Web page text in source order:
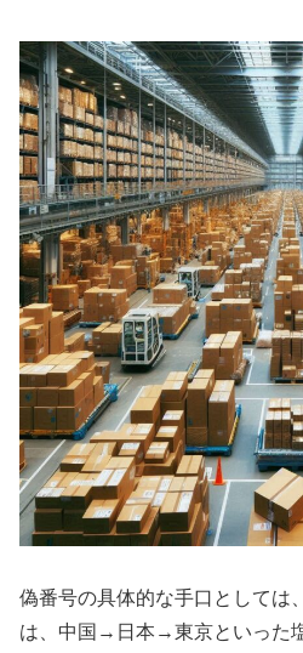
偽番号の具体的な手口としては
は、中国→日本→東京といった